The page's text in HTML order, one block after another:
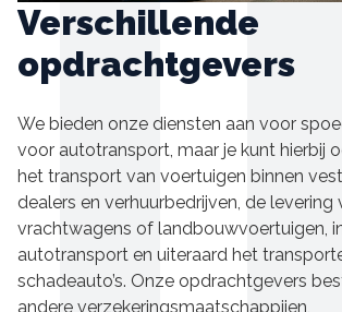
Verschillende
opdrachtgevers
We bieden onze diensten aan voor
voor autotransport, maar je kunt hierbij
het transport van voertuigen binnen
dealers en verhuurbedrijven, de levering
vrachtwagens of landbouwvoertuigen,
autotransport en uiteraard het
schadeauto’s. Onze opdrachtgevers
andere verzekeringsmaatschappijen,